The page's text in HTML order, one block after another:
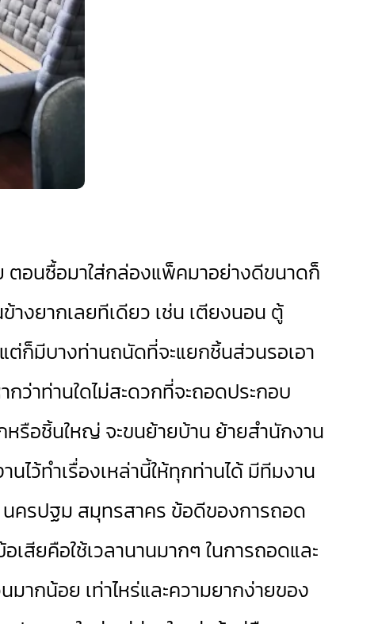
ตอนซื้อมาใส่กล่องแพ็คมาอย่างดีขนาดก็
งยากเลยทีเดียว เช่น เตียงนอน ตู้
ต่ก็มีบางท่านถนัดที่จะแยกชิ้นส่วนรอเอา
ว่าท่านใดไม่สะดวกที่จะถอดประกอบ
หรือชิ้นใหญ่ จะขนย้ายบ้าน ย้ายสำนักงาน
ไว้ทำเรื่องเหล่านี้ให้ทุกท่านได้ มีทีมงาน
ครปฐม สมุทรสาคร ข้อดีของการถอด
สียคือใช้เวลานานมากๆ ในการถอดและ
กน้อย เท่าไหร่และความยากง่ายของ